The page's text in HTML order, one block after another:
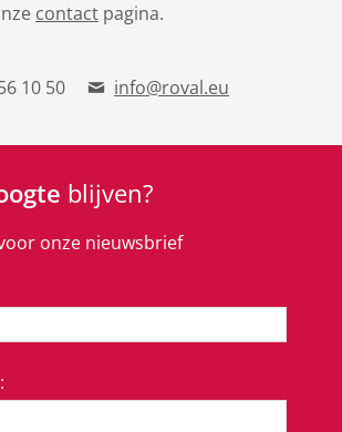
contact pagina.
10 50 info@roval.eu
blijven?
onze nieuwsbrief